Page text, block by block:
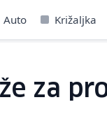
Auto Križaljka
za